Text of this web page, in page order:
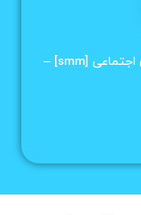
بازاریابی شبکه‌های اجتماعی [smm] –